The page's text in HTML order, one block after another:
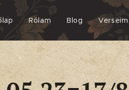
Rólam Blog Verseim